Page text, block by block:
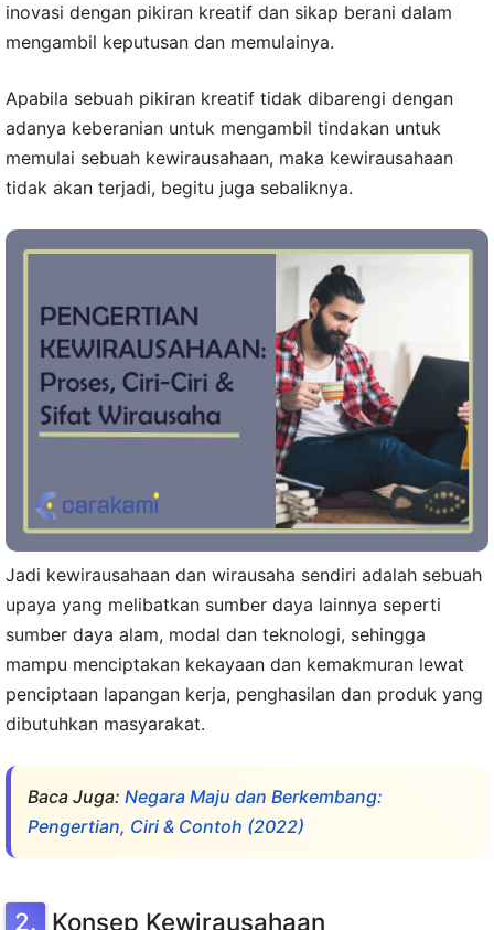
inovasi dengan pikiran kreatif dan sikap berani dalam
mengambil keputusan dan memulainya.
Apabila sebuah pikiran kreatif tidak dibarengi dengan
adanya keberanian untuk mengambil tindakan untuk
memulai sebuah kewirausahaan, maka kewirausahaan
tidak akan terjadi, begitu juga sebaliknya.
Jadi kewirausahaan dan wirausaha sendiri adalah sebuah
upaya yang melibatkan sumber daya lainnya seperti
sumber daya alam, modal dan teknologi, sehingga
mampu menciptakan kekayaan dan kemakmuran lewat
penciptaan lapangan kerja, penghasilan dan produk yang
dibutuhkan masyarakat.
Baca Juga: Negara Maju dan Berkembang:
Pengertian, Ciri & Contoh (2022)
Konsep Kewirausahaan